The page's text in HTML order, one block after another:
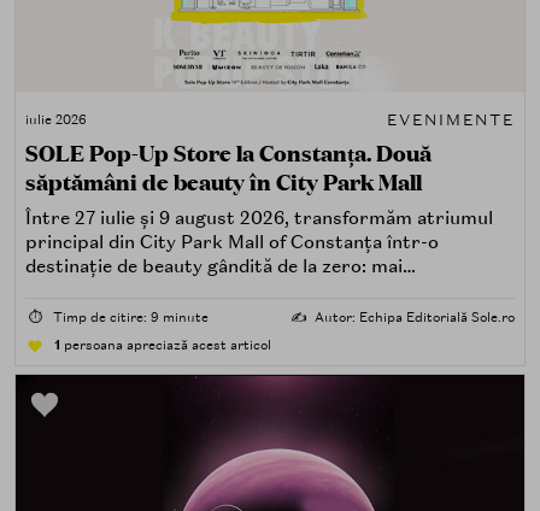
iulie 2026 EVENIMENTE
SOLE Pop-Up Store la Constanța. Două
săptămâni de beauty în City Park Mall
Între 27 iulie și 9 august 2026, transformăm atriumul
principal din City Park Mall of Constanța într-o
destinație de beauty gândită de la zero: mai
care îți place, de fapt, să descoperi produse — testând,
atingând, comparând, întrebând.
⏱️ Timp de citire: 9 minute ✍️ Autor: Echipa Editorială Sole.ro
1 persoana apreciază acest articol